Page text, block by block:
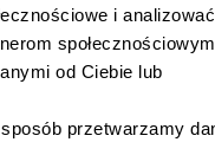
i analizować
od Ciebie lub
przetwarzamy